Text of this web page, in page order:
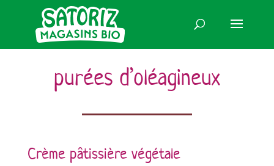
purées d’oléagineux
Crème pâtissière végétale